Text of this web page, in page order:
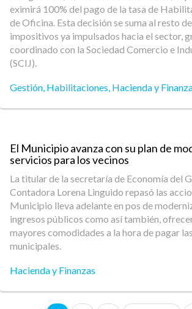
eximirá 100% del pago de la tasa de
de Oficina. Esta decisión se suma al resto
impositivos ya impulsados hacia el sector,
coordinado con la Sociedad Comercio e
(SCIJ).
Gestión, Habilitaciones, Hacienda y
El Municipio avanza con su plan de
servicios para los vecinos
La titular de la secretaría de Economía del
Contadora Lorena Linguido repasó las
Municipio lleva adelante en pos de
ingresos públicos como así también,
mayores comodidades a la hora de pagar
municipales.
Hacienda y Finanzas